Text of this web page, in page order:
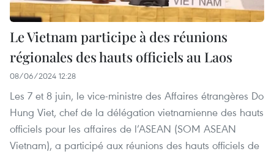
Le Vietnam participe à des réunions
régionales des hauts officiels au Laos
08/06/2024 12:28
Les 7 et 8 juin, le vice-ministre des Affaires étrangères Do
Hung Viet, chef de la délégation vietnamienne des hauts
officiels pour les affaires de l’ASEAN (SOM ASEAN
Vietnam), a participé aux réunions des hauts officiels de